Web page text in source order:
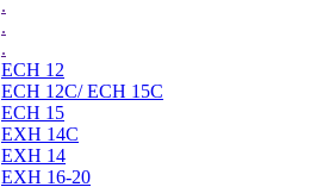
.
.
.
ECH 12
ECH 12C/ ECH 15C
ECH 15
EXH 14C
EXH 14
EXH 16-20